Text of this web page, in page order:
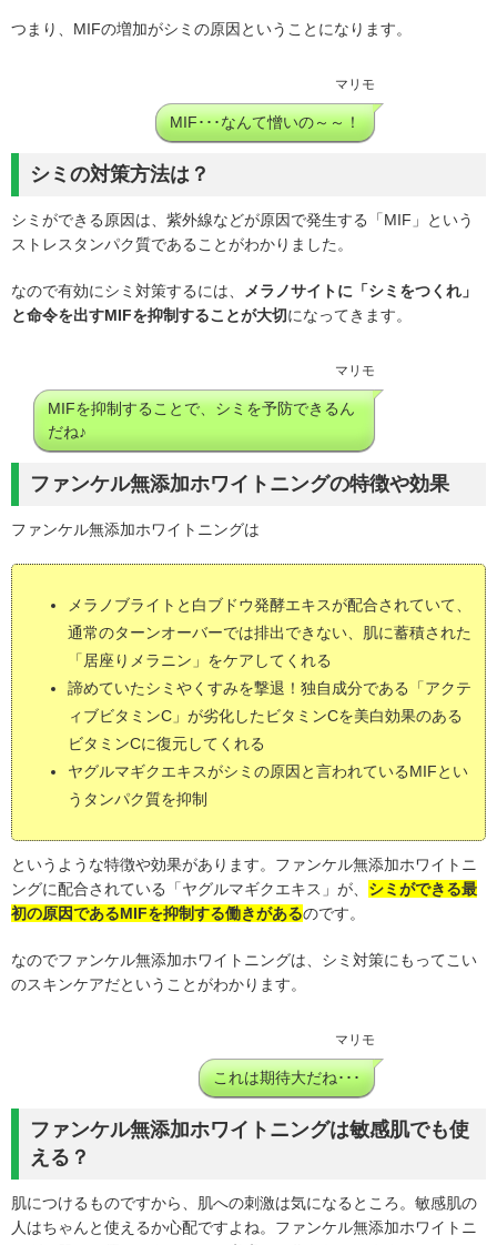
つまり、MIFの増加がシミの原因ということになります。
マリモ
MIF･･･なんて憎いの～～！
シミの対策方法は？
シミができる原因は、紫外線などが原因で発生する「MIF」という
ストレスタンパク質であることがわかりました。
なので有効にシミ対策するには、 メラノサイトに「シミをつくれ」
と命令を出すMIFを抑制することが大切になってきます。
マリモ
MIFを抑制することで、シミを予防できるん
だね♪
ファンケル無添加ホワイトニングの特徴や効果
ファンケル無添加ホワイトニングは
メラノブライトと白ブドウ発酵エキスが配合されていて、
通常のターンオーバーでは排出できない、肌に蓄積された
「居座りメラニン」をケアしてくれる
諦めていたシミやくすみを撃退！独自成分である「アクテ
ィブビタミンC」が劣化したビタミンCを美白効果のある
ビタミンCに復元してくれる
ヤグルマギクエキスがシミの原因と言われているMIFとい
うタンパク質を抑制
というような特徴や効果があります。ファンケル無添加ホワイトニ
ングに配合されている「ヤグルマギクエキス」が、 シミができる最
初の原因であるMIFを抑制する働きがあるのです。
なのでファンケル無添加ホワイトニングは、シミ対策にもってこい
のスキンケアだということがわかります。
マリモ
これは期待大だね･･･
ファンケル無添加ホワイトニングは敏感肌でも使
える？
肌につけるものですから、肌への刺激は気になるところ。敏感肌の
人はちゃんと使えるか心配ですよね。ファンケル無添加ホワイトニ